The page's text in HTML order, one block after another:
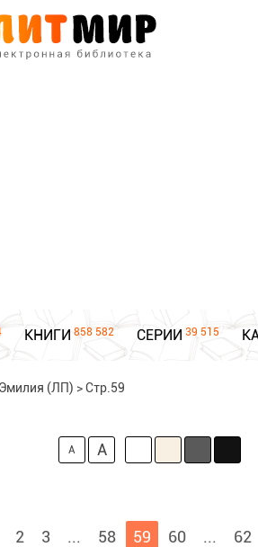
КНИГИ 858 582 СЕРИИ 39 515
(ЛП) >Стр.59
A A
2 3 ... 58 59 60 ... 62